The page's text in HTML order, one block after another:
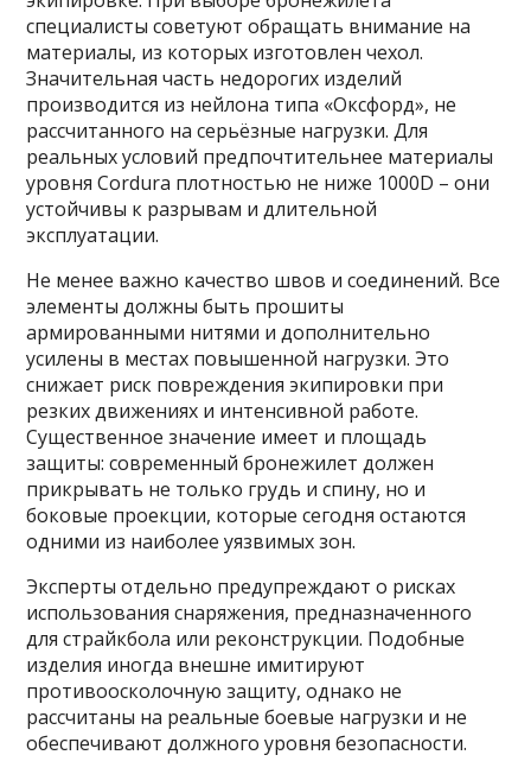
специалисты советуют обращать внимание на
материалы, из которых изготовлен чехол.
Значительная часть недорогих изделий
производится из нейлона типа «Оксфорд», не
рассчитанного на серьёзные нагрузки. Для
реальных условий предпочтительнее материалы
уровня Cordura плотностью не ниже 1000D – они
устойчивы к разрывам и длительной
эксплуатации.
Не менее важно качество швов и соединений. Все
элементы должны быть прошиты
армированными нитями и дополнительно
усилены в местах повышенной нагрузки. Это
снижает риск повреждения экипировки при
резких движениях и интенсивной работе.
Существенное значение имеет и площадь
защиты: современный бронежилет должен
прикрывать не только грудь и спину, но и
боковые проекции, которые сегодня остаются
одними из наиболее уязвимых зон.
Эксперты отдельно предупреждают о рисках
использования снаряжения, предназначенного
для страйкбола или реконструкции. Подобные
изделия иногда внешне имитируют
противоосколочную защиту, однако не
рассчитаны на реальные боевые нагрузки и не
обеспечивают должного уровня безопасности.